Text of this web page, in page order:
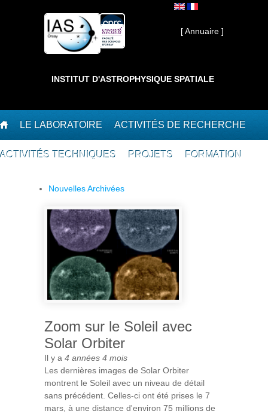
Interne ]
[ Annuaire ]
INSTITUT D'ASTROPHYSIQUE SPATIALE
LE LABORATOIRE ACTIVITÉS DE RECHERCHE
ACTIVITÉS TECHNIQUES PROJETS FORMATION
Nouvelles Archivées
Zoom sur le Soleil avec
Solar Orbiter
Il y a 4 années 4 mois
Les dernières images de Solar Orbiter
montrent le Soleil avec un niveau de détail
sans précédent. Celles-ci ont été prises le 7
mars, à une distance d'environ 75 millions de